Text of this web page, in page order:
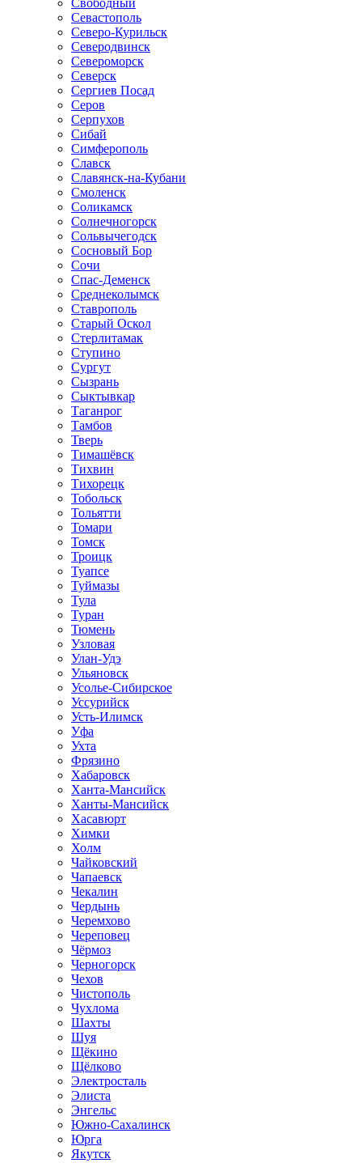
Свободный
Севастополь
Северо-Курильск
Северодвинск
Североморск
Северск
Сергиев Посад
Серов
Серпухов
Сибай
Симферополь
Славск
Славянск-на-Кубани
Смоленск
Соликамск
Солнечногорск
Сольвычегодск
Сосновый Бор
Сочи
Спас-Деменск
Среднеколымск
Ставрополь
Старый Оскол
Стерлитамак
Ступино
Сургут
Сызрань
Сыктывкар
Таганрог
Тамбов
Тверь
Тимашёвск
Тихвин
Тихорецк
Тобольск
Тольятти
Томари
Томск
Троицк
Туапсе
Туймазы
Тула
Туран
Тюмень
Узловая
Улан-Удэ
Ульяновск
Усолье-Сибирское
Уссурийск
Усть-Илимск
Уфа
Ухта
Фрязино
Хабаровск
Ханта-Мансийск
Ханты-Мансийск
Хасавюрт
Химки
Холм
Чайковский
Чапаевск
Чекалин
Чердынь
Черемхово
Череповец
Чёрмоз
Черногорск
Чехов
Чистополь
Чухлома
Шахты
Шуя
Щёкино
Щёлково
Электросталь
Элиста
Энгельс
Южно-Сахалинск
Юрга
Якутск